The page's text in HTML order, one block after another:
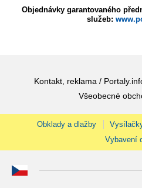
Objednávky garantovaného
služeb:
Kontakt, reklama /
Všeobecné
Obklady a dlažby
Vybavení